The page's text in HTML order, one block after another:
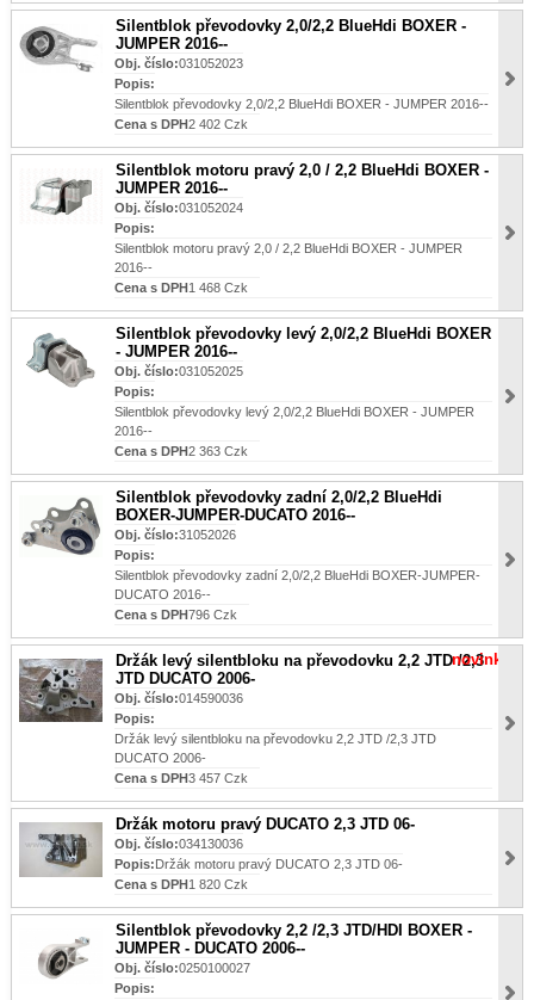
Silentblok převodovky 2,0/2,2 BlueHdi BOXER -
JUMPER 2016--
Obj. číslo:031052023
Popis:
Silentblok převodovky 2,0/2,2 BlueHdi BOXER - JUMPER 2016--
Cena s DPH2 402 Czk
Silentblok motoru pravý 2,0 / 2,2 BlueHdi BOXER -
JUMPER 2016--
Obj. číslo:031052024
Popis:
Silentblok motoru pravý 2,0 / 2,2 BlueHdi BOXER - JUMPER
2016--
Cena s DPH1 468 Czk
Silentblok převodovky levý 2,0/2,2 BlueHdi BOXER
- JUMPER 2016--
Obj. číslo:031052025
Popis:
Silentblok převodovky levý 2,0/2,2 BlueHdi BOXER - JUMPER
2016--
Cena s DPH2 363 Czk
Silentblok převodovky zadní 2,0/2,2 BlueHdi
BOXER-JUMPER-DUCATO 2016--
Obj. číslo:31052026
Popis:
Silentblok převodovky zadní 2,0/2,2 BlueHdi BOXER-JUMPER-
DUCATO 2016--
Cena s DPH796 Czk
Držák levý silentbloku na převodovku 2,2 JTD /2,3
JTD DUCATO 2006-
novinka
Obj. číslo:014590036
Popis:
Držák levý silentbloku na převodovku 2,2 JTD /2,3 JTD
DUCATO 2006-
Cena s DPH3 457 Czk
Držák motoru pravý DUCATO 2,3 JTD 06-
Obj. číslo:034130036
Popis:Držák motoru pravý DUCATO 2,3 JTD 06-
Cena s DPH1 820 Czk
Silentblok převodovky 2,2 /2,3 JTD/HDI BOXER -
JUMPER - DUCATO 2006--
Obj. číslo:0250100027
Popis: